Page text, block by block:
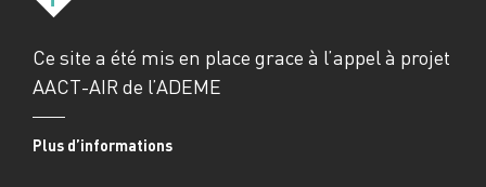
Ce site a été mis en place grace à l’appel à projet
AACT-AIR de l’ADEME
Plus d’informations